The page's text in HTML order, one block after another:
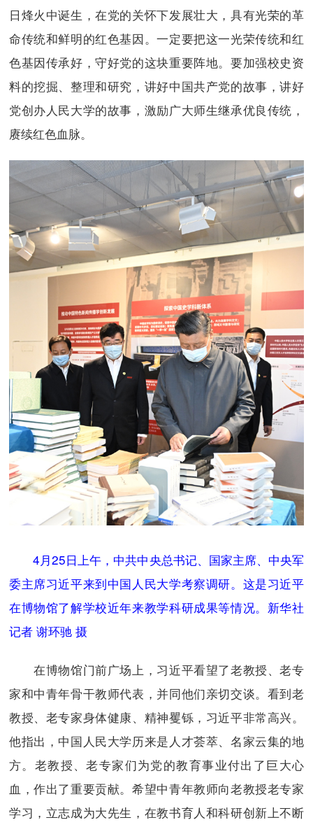
日烽火中诞生，在党的关怀下发展壮大，具有光荣的革
命传统和鲜明的红色基因。一定要把这一光荣传统和红
色基因传承好，守好党的这块重要阵地。要加强校史资
料的挖掘、整理和研究，讲好中国共产党的故事，讲好
党创办人民大学的故事，激励广大师生继承优良传统，
赓续红色血脉。
4月25日上午，中共中央总书记、国家主席、中央军
委主席习近平来到中国人民大学考察调研。这是习近平
在博物馆了解学校近年来教学科研成果等情况。新华社
记者 谢环驰 摄
在博物馆门前广场上，习近平看望了老教授、老专
家和中青年骨干教师代表，并同他们亲切交谈。看到老
教授、老专家身体健康、精神矍铄，习近平非常高兴。
他指出，中国人民大学历来是人才荟萃、名家云集的地
方。老教授、老专家们为党的教育事业付出了巨大心
血，作出了重要贡献。希望中青年教师向老教授老专家
学习，立志成为大先生，在教书育人和科研创新上不断